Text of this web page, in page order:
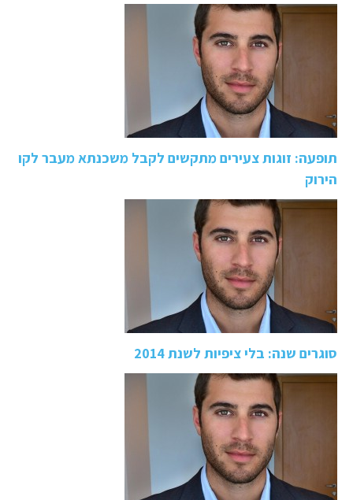
תופעה: זוגות צעירים מתקשים לקבל משכנתא מעבר לקו
הירוק
סוגרים שנה: בלי ציפיות לשנת 2014